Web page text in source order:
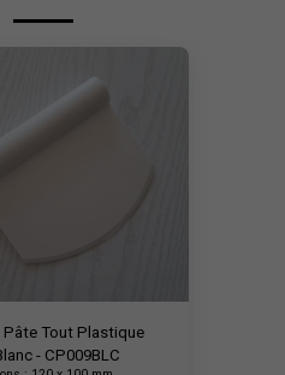
Pâte Tout Plastique
- CP009BLC